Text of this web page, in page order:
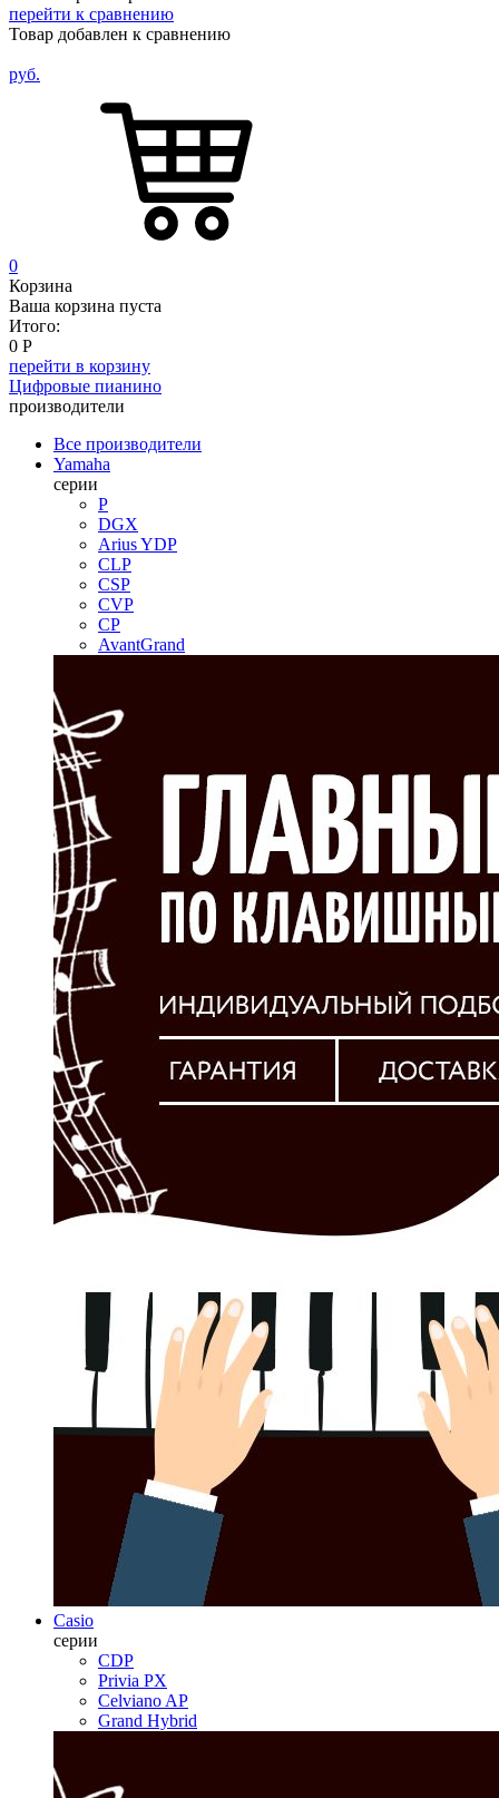
перейти к сравнению
Товар добавлен к сравнению
руб.
0
Корзина
Ваша корзина пуста
Итого:
0 Р
перейти в корзину
Цифровые пианино
производители
Все производители
Yamaha
серии
P
DGX
Arius YDP
CLP
CSP
CVP
CP
AvantGrand
Casio
серии
CDP
Privia PX
Celviano AP
Grand Hybrid